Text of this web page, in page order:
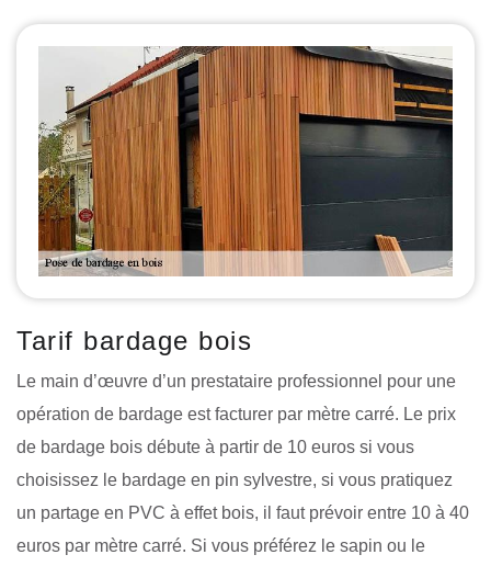
Tarif bardage bois
Le main d’œuvre d’un prestataire professionnel pour une
opération de bardage est facturer par mètre carré. Le prix
de bardage bois débute à partir de 10 euros si vous
choisissez le bardage en pin sylvestre, si vous pratiquez
un partage en PVC à effet bois, il faut prévoir entre 10 à 40
euros par mètre carré. Si vous préférez le sapin ou le